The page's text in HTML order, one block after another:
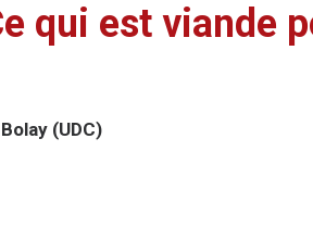
qui est viande
(UDC)